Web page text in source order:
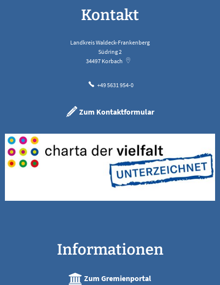
Kontakt
Landkreis Waldeck-Frankenberg
Südring 2
34497 Korbach
+49 5631 954-0
Zum Kontaktformular
Informationen
Zum Gremienportal